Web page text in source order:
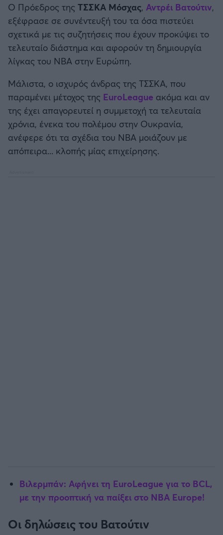
Ηρακλής
Μπαρτσελόνα
Ρεάλ Μαδρίτης
Ατλέτικο Μαδρίτης
Μάντσεστερ Γιουνάιτεντ
Μάντσεστερ Σίτι
Ο Πρόεδρος της ΤΣΣΚΑ Μόσχας, Αντρέι Βατούτιν,
εξέφρασε σε συνέντευξή του τα όσα πιστεύει
σχετικά με τις συζητήσεις που έχουν προκύψει το
τελευταίο διάστημα και αφορούν τη δημιουργία
λίγκας του NBA στην Ευρώπη.
Μάλιστα, ο ισχυρός άνδρας της ΤΣΣΚΑ, που
παραμένει μέτοχος της EuroLeague ακόμα και αν
της έχει απαγορευτεί η συμμετοχή τα τελευταία
χρόνια, ένεκα του πολέμου στην Ουκρανία,
ανέφερε ότι τα σχέδια του NBA μοιάζουν με
απόπειρα... κλοπής μίας επιχείρησης.
Βιλερμπάν: Αφήνει τη EuroLeague για το BCL,
με την προοπτική να παίξει στο NBA Europe!
Οι δηλώσεις του Βατούτιν